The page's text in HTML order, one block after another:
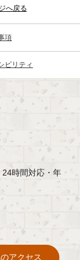
へ戻る
項
ビリティ
時間対応・年
アクセス